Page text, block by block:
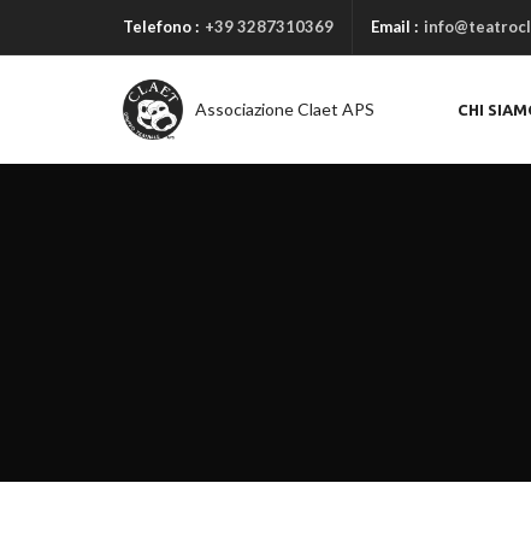
Telefono : +39 3287310369 Email :
Associazione Claet APS CHI